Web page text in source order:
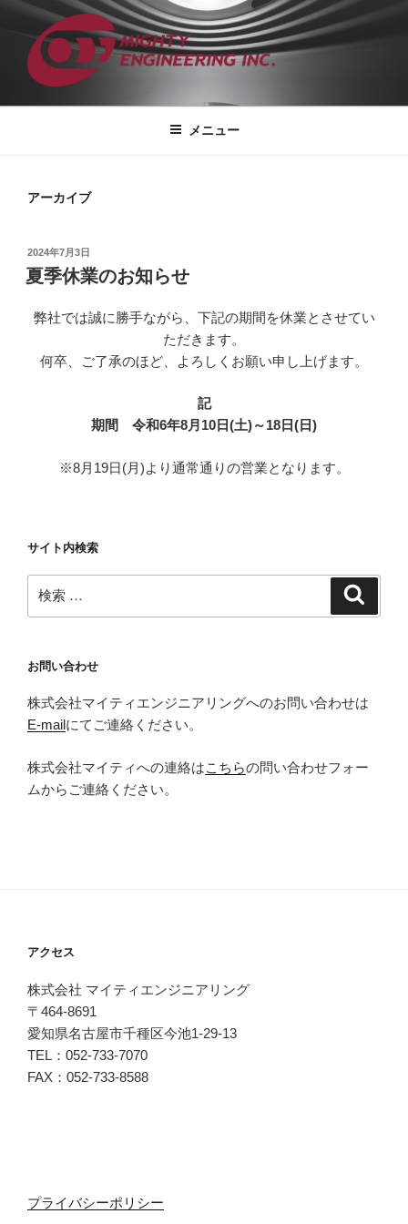
株式会社マイティエンジニアリング
総合コンサルティング エンジニアリングカンパニー
メニュー
アーカイブ
投
稿
日:
2024年7月3日
夏季休業のお知らせ
弊社では誠に勝手ながら、下記の期間を休業とさせてい
ただきます。
何卒、ご了承のほど、よろしくお願い申し上げます。
記
期間 令和6年8月10日(土)～18日(日)
※8月19日(月)より通常通りの営業となります。
サイト内検索
検
索:
お問い合わせ
株式会社マイティエンジニアリングへのお問い合わせは
E-mailにてご連絡ください。
株式会社マイティへの連絡はこちらの問い合わせフォー
ムからご連絡ください。
アクセス
株式会社 マイティエンジニアリング
〒464-8691
愛知県名古屋市千種区今池1-29-13
TEL：052-733-7070
FAX：052-733-8588
プライバシーポリシー